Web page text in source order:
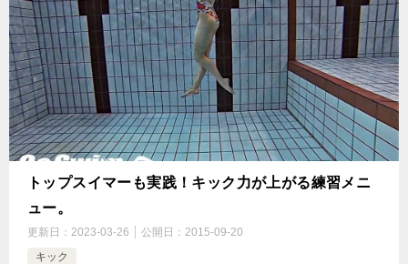
トップスイマーも実践！キック力が上がる練習メニ
ュー。
更新日： 2023-03-26 公開日： 2015-09-20
キック